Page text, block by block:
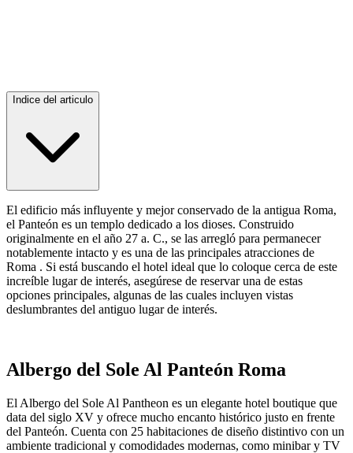
Indice del articulo
El edificio más influyente y mejor conservado de la antigua Roma,
el Panteón es un templo dedicado a los dioses. Construido
originalmente en el año 27 a. C., se las arregló para permanecer
notablemente intacto y es una de las principales atracciones de
Roma . Si está buscando el hotel ideal que lo coloque cerca de este
increíble lugar de interés, asegúrese de reservar una de estas
opciones principales, algunas de las cuales incluyen vistas
deslumbrantes del antiguo lugar de interés.
Albergo del Sole Al Panteón Roma
El Albergo del Sole Al Pantheon es un elegante hotel boutique que
data del siglo XV y ofrece mucho encanto histórico justo en frente
del Panteón. Cuenta con 25 habitaciones de diseño distintivo con un
ambiente tradicional y comodidades modernas, como minibar y TV